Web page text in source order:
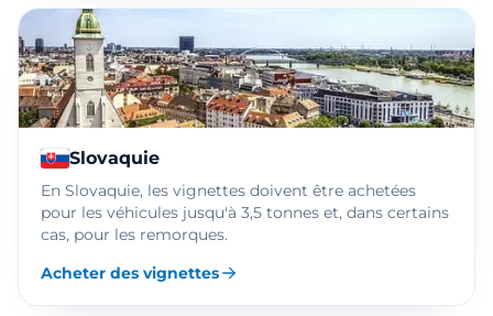
Slovaquie
En Slovaquie, les vignettes doivent être achetées
pour les véhicules jusqu'à 3,5 tonnes et, dans certains
cas, pour les remorques.
Acheter des vignettes